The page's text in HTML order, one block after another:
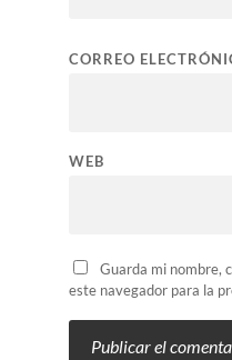
CORREO
WEB
Guarda mi nombre,
este navegador para la